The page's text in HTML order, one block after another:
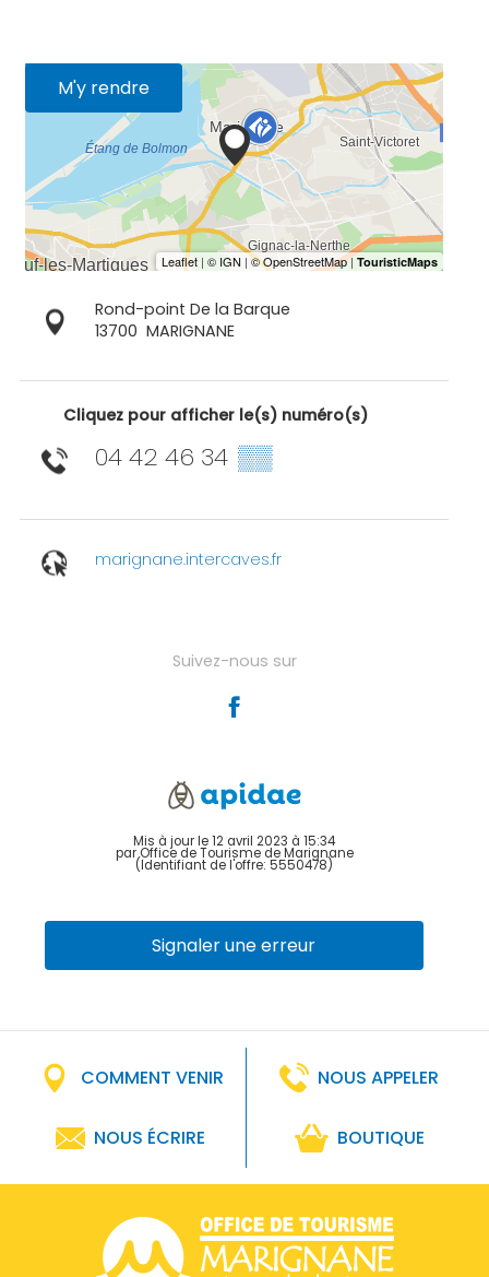
M'y rendre
Rond-point De la Barque
13700 MARIGNANE
Cliquez pour afficher le(s) numéro(s)
04 42 46 34 ▒▒
marignane.intercaves.fr
Suivez-nous sur
Mis à jour le 12 avril 2023 à 15:34
par Office de Tourisme de Marignane
(Identifiant de l'offre: 5550478)
Signaler une erreur
COMMENT VENIR NOUS APPELER
NOUS ÉCRIRE BOUTIQUE